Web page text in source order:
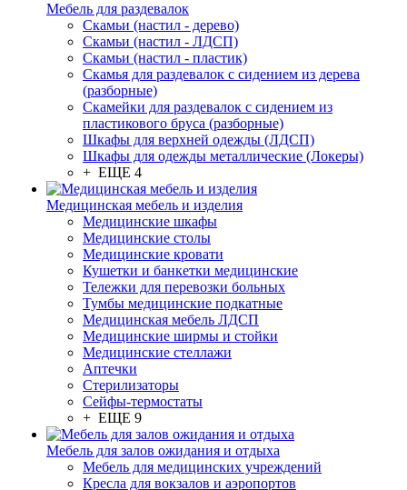
Мебель для раздевалок
Скамьи (настил - дерево)
Скамьи (настил - ЛДСП)
Скамьи (настил - пластик)
Скамья для раздевалок с сидением из дерева
(разборные)
Скамейки для раздевалок с сидением из
пластикового бруса (разборные)
Шкафы для верхней одежды (ЛДСП)
Шкафы для одежды металлические (Локеры)
+ ЕЩЕ 4
Медицинская мебель и изделия
Медицинские шкафы
Медицинские столы
Медицинские кровати
Кушетки и банкетки медицинские
Тележки для перевозки больных
Тумбы медицинские подкатные
Медицинская мебель ЛДСП
Медицинские ширмы и стойки
Медицинские стеллажи
Аптечки
Стерилизаторы
Сейфы-термостаты
+ ЕЩЕ 9
Мебель для залов ожидания и отдыха
Мебель для медицинских учреждений
Кресла для вокзалов и аэропортов